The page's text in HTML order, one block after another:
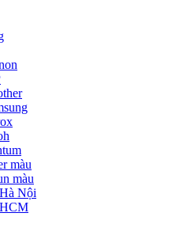
màu
màu
Nội